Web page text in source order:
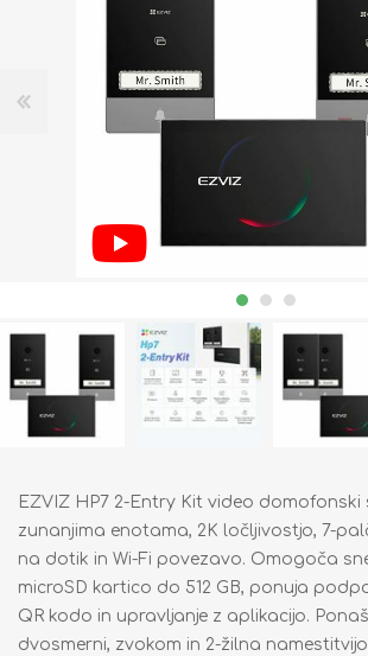
EZVIZ HP7 2-Entry Kit video domofonski
zunanjima enotama, 2K ločljivostjo, 7-
na dotik in Wi-Fi povezavo. Omogoča
microSD kartico do 512 GB, ponuja
QR kodo in upravljanje z aplikacijo.
dvosmerni, zvokom in 2-žilna